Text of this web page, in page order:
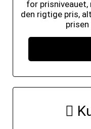
for prisniveauet,
den rigtige pris,